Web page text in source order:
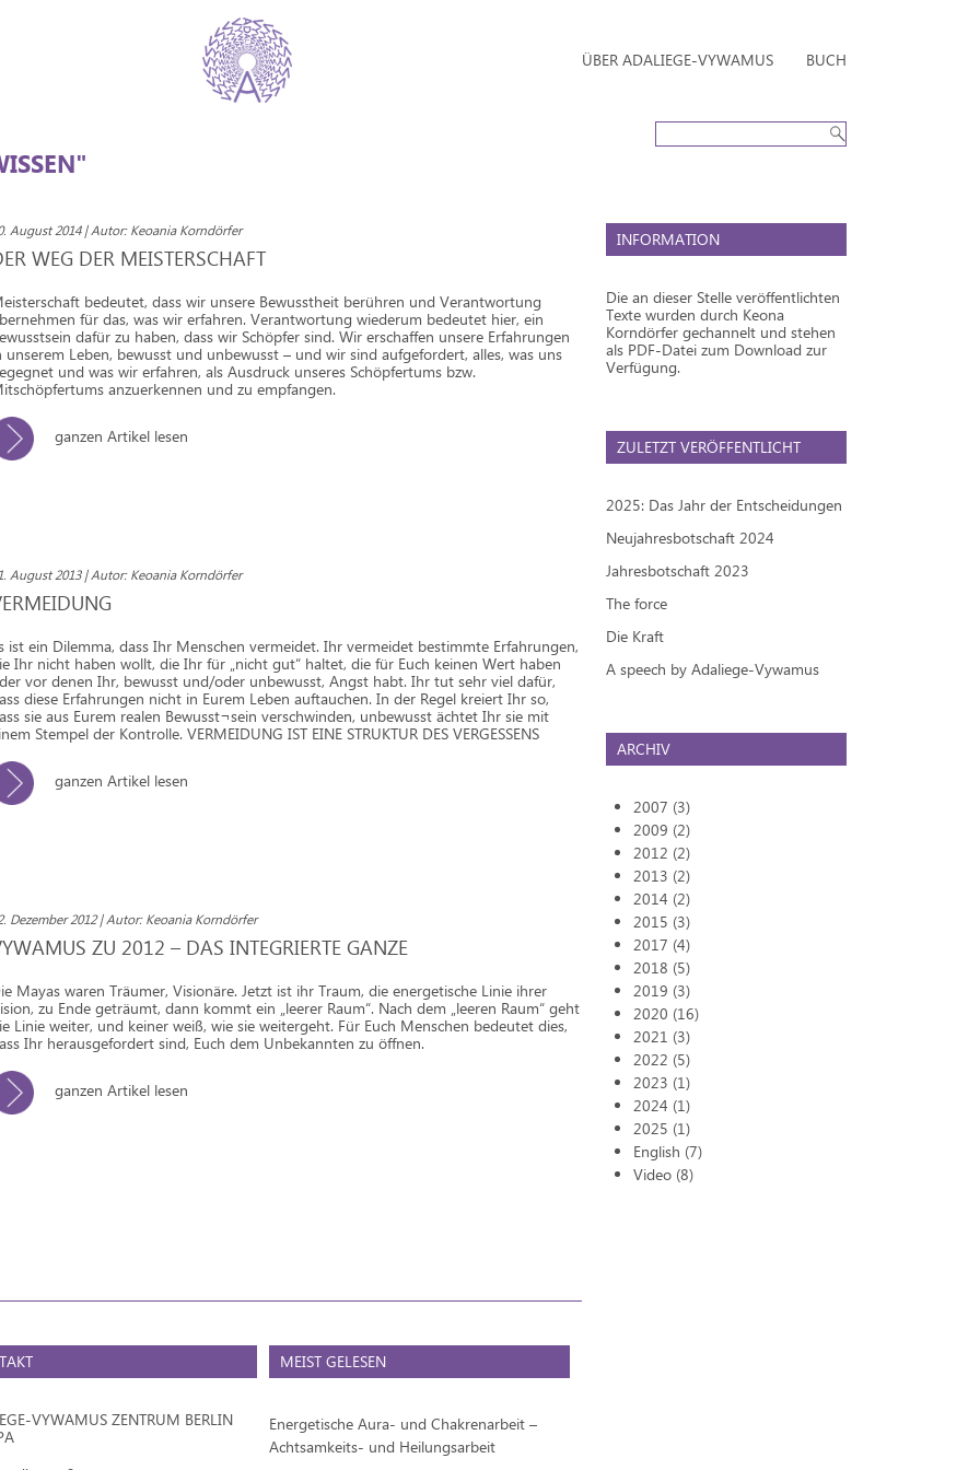
ÜBER ADALIEGE-VYWAMUS BUCH
August 2014 | Autor: Keoania Korndörfer
WEG DER MEISTERSCHAFT
bedeutet, dass wir unsere Bewusstheit berühren und Verantwortung
für das, was wir erfahren. Verantwortung wiederum bedeutet hier, ein
dafür zu haben, dass wir Schöpfer sind. Wir erschaffen unsere Erfahrungen
unserem Leben, bewusst und unbewusst – und wir sind aufgefordert, alles, was uns
und was wir erfahren, als Ausdruck unseres Schöpfertums bzw.
anzuerkennen und zu empfangen.
ganzen Artikel lesen
August 2013 | Autor: Keoania Korndörfer
ist ein Dilemma, dass Ihr Menschen vermeidet. Ihr vermeidet bestimmte Erfahrungen,
Ihr nicht haben wollt, die Ihr für „nicht gut“ haltet, die für Euch keinen Wert haben
vor denen Ihr, bewusst und/oder unbewusst, Angst habt. Ihr tut sehr viel dafür,
diese Erfahrungen nicht in Eurem Leben auftauchen. In der Regel kreiert Ihr so,
sie aus Eurem realen Bewusst¬sein verschwinden, unbewusst ächtet Ihr sie mit
Stempel der Kontrolle. VERMEIDUNG IST EINE STRUKTUR DES VERGESSENS
ganzen Artikel lesen
Dezember 2012 | Autor: Keoania Korndörfer
ZU 2012 – DAS INTEGRIERTE GANZE
Mayas waren Träumer, Visionäre. Jetzt ist ihr Traum, die energetische Linie ihrer
zu Ende geträumt, dann kommt ein „leerer Raum“. Nach dem „leeren Raum“ geht
Linie weiter, und keiner weiß, wie sie weitergeht. Für Euch Menschen bedeutet dies,
Ihr herausgefordert sind, Euch dem Unbekannten zu öffnen.
ganzen Artikel lesen
VYWAMUS ZENTRUM BERLIN
MEIST GELESEN
Energetische Aura- und Chakrenarbeit –
Achtsamkeits- und Heilungsarbeit
INFORMATION
Die an dieser Stelle veröffentlichten
Texte wurden durch Keona
Korndörfer gechannelt und stehen
als PDF-Datei zum Download zur
Verfügung.
ZULETZT VERÖFFENTLICHT
2025: Das Jahr der Entscheidungen
Neujahresbotschaft 2024
Jahresbotschaft 2023
The force
Die Kraft
A speech by Adaliege-Vywamus
ARCHIV
2007 (3)
2009 (2)
2012 (2)
2013 (2)
2014 (2)
2015 (3)
2017 (4)
2018 (5)
2019 (3)
2020 (16)
2021 (3)
2022 (5)
2023 (1)
2024 (1)
2025 (1)
English (7)
Video (8)